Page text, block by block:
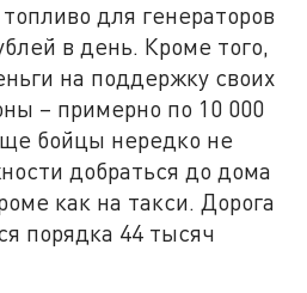
для генераторов
в день. Кроме того,
на поддержку своих
– примерно по 10 000
бойцы нередко не
добраться до дома
как на такси. Дорога
порядка 44 тысяч